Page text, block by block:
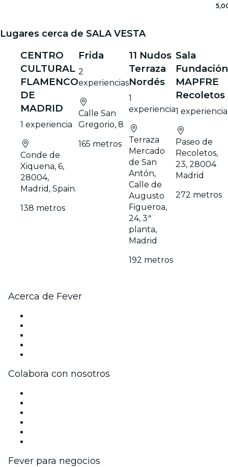
Lugares cerca de SALA VESTA
CENTRO
CULTURAL
FLAMENCO
DE
MADRID
1 experiencia
Conde de
Xiquena, 6,
28004,
Madrid, Spain.
138 metros
Frida
2
experiencias
Calle San
Gregorio, 8
165 metros
11 Nudos
Terraza
Nordés
1
experiencia
Terraza
Mercado
de San
Antón,
Calle de
Augusto
Figueroa,
24, 3ª
planta,
Madrid
192 metros
Sala
Fundación
MAPFRE
Recoletos
1 experiencia
Paseo de
Recoletos,
23, 28004
Madrid
272 metros
Acerca de Fever
Colabora con nosotros
Fever para negocios